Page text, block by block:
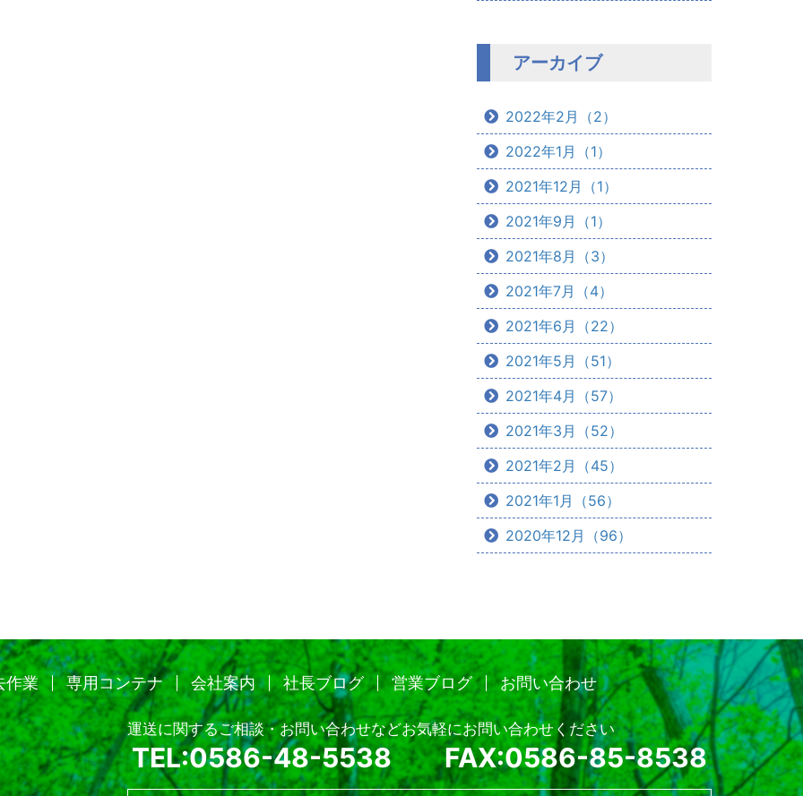
アーカイブ
2022年2月（2）
2022年1月（1）
2021年12月（1）
2021年9月（1）
2021年8月（3）
2021年7月（4）
2021年6月（22）
2021年5月（51）
2021年4月（57）
2021年3月（52）
2021年2月（45）
2021年1月（56）
2020年12月（96）
作業 専用コンテナ 会社案内 社長ブログ 営業ブログ お問い合わせ
運送に関するご相談・お問い合わせなどお気軽にお問い合わせください
TEL:0586-48-5538 FAX:0586-85-8538